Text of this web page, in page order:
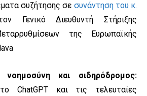
συζήτησης σε συνάντηση του κ.
Γενικό Διευθυντή Στήριξης
της Ευρωπαϊκής
και σιδηρόδρομος:
ChatGPT και τις τελευταίες